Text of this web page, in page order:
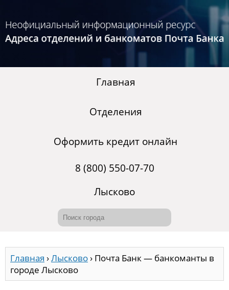
Главная
Отделения
Оформить кредит онлайн
8 (800) 550-07-70
Лысково
Главная ›Лысково› Почта Банк — банкоманты в
городе Лысково